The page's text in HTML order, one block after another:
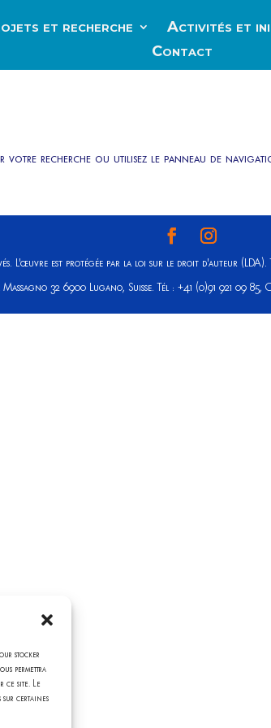
stocker
permettra
ce site. Le
sur certaines
et recherche Activités et
Contact
votre recherche ou utilisez le panneau de
L'œuvre est protégée par la loi sur le droit d'auteur
32 6900 Lugano, Suisse. Tél : +41 (0)91 921 09